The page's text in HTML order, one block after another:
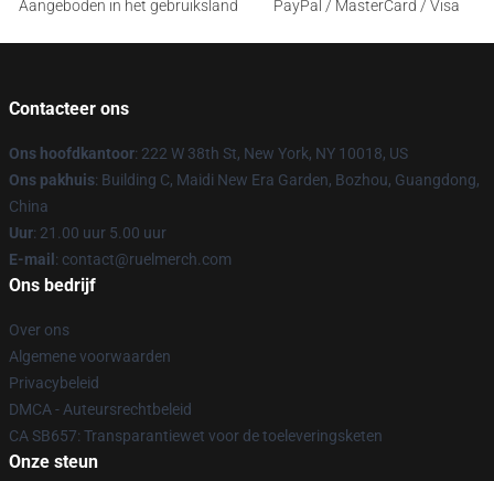
Aangeboden in het gebruiksland
PayPal / MasterCard / Visa
Contacteer ons
Ons hoofdkantoor: 222 W 38th St, New York, NY 10018, US
Ons pakhuis: Building C, Maidi New Era Garden, Bozhou, Guangdong,
China
Uur: 21.00 uur 5.00 uur
E-mail : contact@ruelmerch.com
Ons bedrijf
Over ons
Algemene voorwaarden
Privacybeleid
DMCA - Auteursrechtbeleid
CA SB657: Transparantiewet voor de toeleveringsketen
Onze steun